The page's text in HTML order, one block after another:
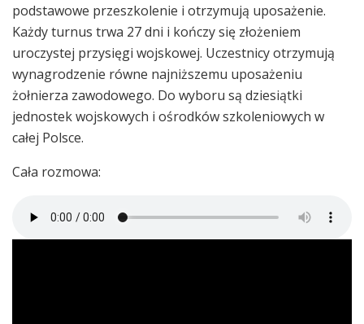
podstawowe przeszkolenie i otrzymują uposażenie.
Każdy turnus trwa 27 dni i kończy się złożeniem
uroczystej przysięgi wojskowej. Uczestnicy otrzymują
wynagrodzenie równe najniższemu uposażeniu
żołnierza zawodowego. Do wyboru są dziesiątki
jednostek wojskowych i ośrodków szkoleniowych w
całej Polsce.
Cała rozmowa: